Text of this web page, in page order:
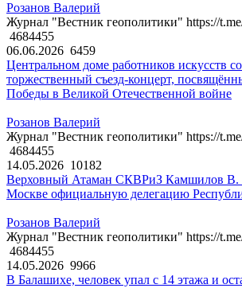
Розанов Валерий
Журнал "Вестник геополитики" https://
4684455
06.06.2026 6459
Центральном доме работников искусств
торжественный съезд-концерт,
Победы в Великой Отечественной войне
Розанов Валерий
Журнал "Вестник геополитики" https://
4684455
14.05.2026 10182
Верховный Атаман СКВРиЗ Камшилов В.
Москве официальную делегацию
Розанов Валерий
Журнал "Вестник геополитики" https://
4684455
14.05.2026 9966
В Балашихе, человек упал с 14 этажа и